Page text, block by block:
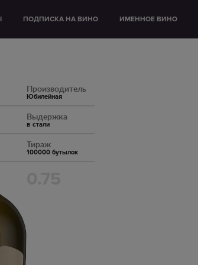
ПОДПИСКА НА ВИНО ИМЕННОЕ ВИНО
Производитель
Юбилейная
Выдержка
в стали
Тираж
100000 бутылок